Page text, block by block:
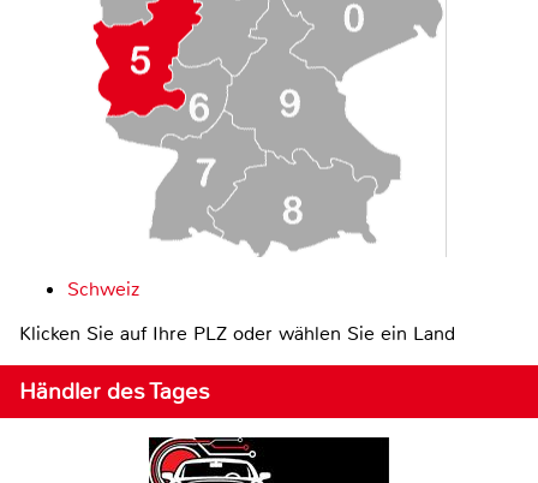
Schweiz
Klicken Sie auf Ihre PLZ oder wählen Sie ein Land
Händler des Tages